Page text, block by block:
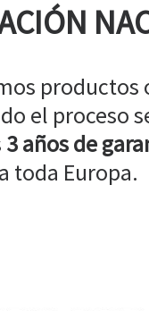
el proceso
3 años de
toda Europa.